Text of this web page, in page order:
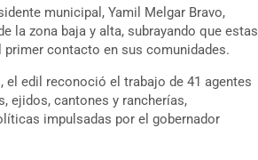
municipal, Yamil Melgar Bravo,
la zona baja y alta, subrayando que estas
contacto en sus comunidades.
el edil reconoció el trabajo de 41 agentes
ejidos, cantones y rancherías,
impulsadas por el gobernador